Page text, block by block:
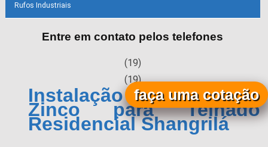
Rufos Industriais
Entre em contato pelos telefones
(19)
(19)
Instalação de Calha de
Zinco para Telhado
Residencial Shangrilá
faça uma cotação